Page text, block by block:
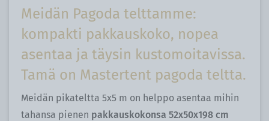
Meidän Pagoda telttamme:
kompakti pakkauskoko, nopea
asentaa ja täysin kustomoitavissa.
Tamä on Mastertent pagoda teltta.
Meidän pikateltta 5x5 m on helppo asentaa mihin
tahansa pienen pakkauskokonsa 52x50x198 cm